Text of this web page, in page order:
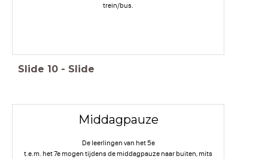
trein/bus.
Slide 10 - Slide
Middagpauze
De leerlingen van het 5e
t.e.m. het 7e mogen tijdens de middagpauze naar buiten, mits